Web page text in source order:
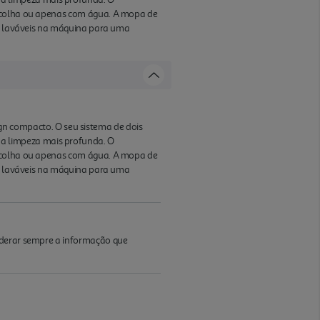
ou apenas com água. A mopa de
laváveis na máquina para uma
compacto. O seu sistema de dois
limpeza mais profunda. O
ou apenas com água. A mopa de
laváveis na máquina para uma
sempre a informação que